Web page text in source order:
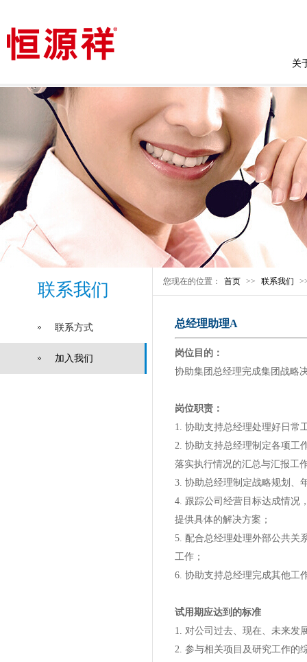
关
联系我们
联系方式
加入我们
您现在的位置： 首页 >> 联系我们
总经理助理A
岗位目的：
协助集团总经理完成集团战略
岗位职责：
1. 协助支持总经理处理好日常
2. 协助支持总经理制定各项工
落实执行情况的汇总与汇报工
3. 协助总经理制定战略规划、
4. 跟踪公司经营目标达成情况
提供具体的解决方案；
5. 配合总经理处理外部公共关
工作；
6. 协助支持总经理完成其他工
试用期应达到的标准
1. 对公司过去、现在、未来发
2. 参与相关项目及研究工作的